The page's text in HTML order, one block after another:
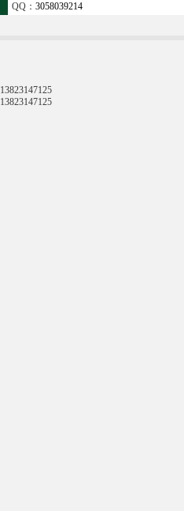
QQ： 3058039214
13823147125
13823147125